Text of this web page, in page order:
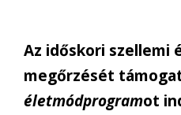
Az időskori szellemi
megőrzését
életmódprogramot